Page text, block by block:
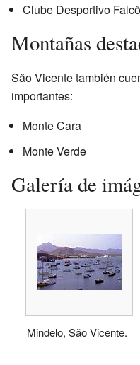
Clube Desportivo
Montañas
São Vicente también
importantes:
Monte Cara
Monte Verde
Galería de
Mindelo, São Vicente.